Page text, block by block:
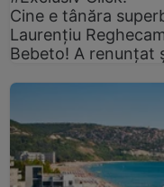
Cine e tânăra
Laurențiu
Bebeto! A renunțat